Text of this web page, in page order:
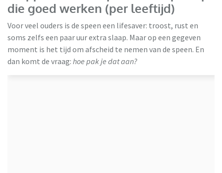
die goed werken (per leeftijd)
Voor veel ouders is de speen een lifesaver: troost, rust en
soms zelfs een paar uur extra slaap. Maar op een gegeven
moment is het tijd om afscheid te nemen van de speen. En
dan komt de vraag: hoe pak je dat aan?